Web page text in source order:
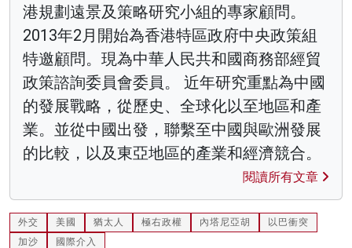
港規劃遠景及策略研究小組的專家顧問。
2013年2月開始為香港特區政府中央政策組
特邀顧問。現為中華人民共和國商務部經貿
政策諮詢委員會委員。 近年研究重點為中國
的發展戰略，從歷史、全球化以至地區和產
業。並從中國出發，聯繫至中國與歐洲發展
的比較，以及東亞地區的產業和經濟競合。
閱讀所有文章
外交 美國 猶太人 極右政權 內塔尼亞胡
以巴衝突
加沙
國際介入